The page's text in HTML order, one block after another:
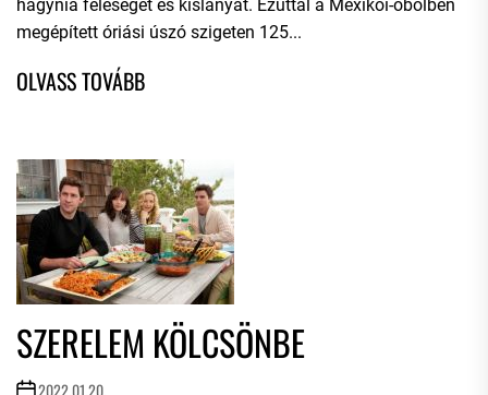
hagynia feleségét és kislányát. Ezúttal a Mexikói-öbölben
megépített óriási úszó szigeten 125...
SZERELEM KÖLCSÖNBE
2022.01.20.